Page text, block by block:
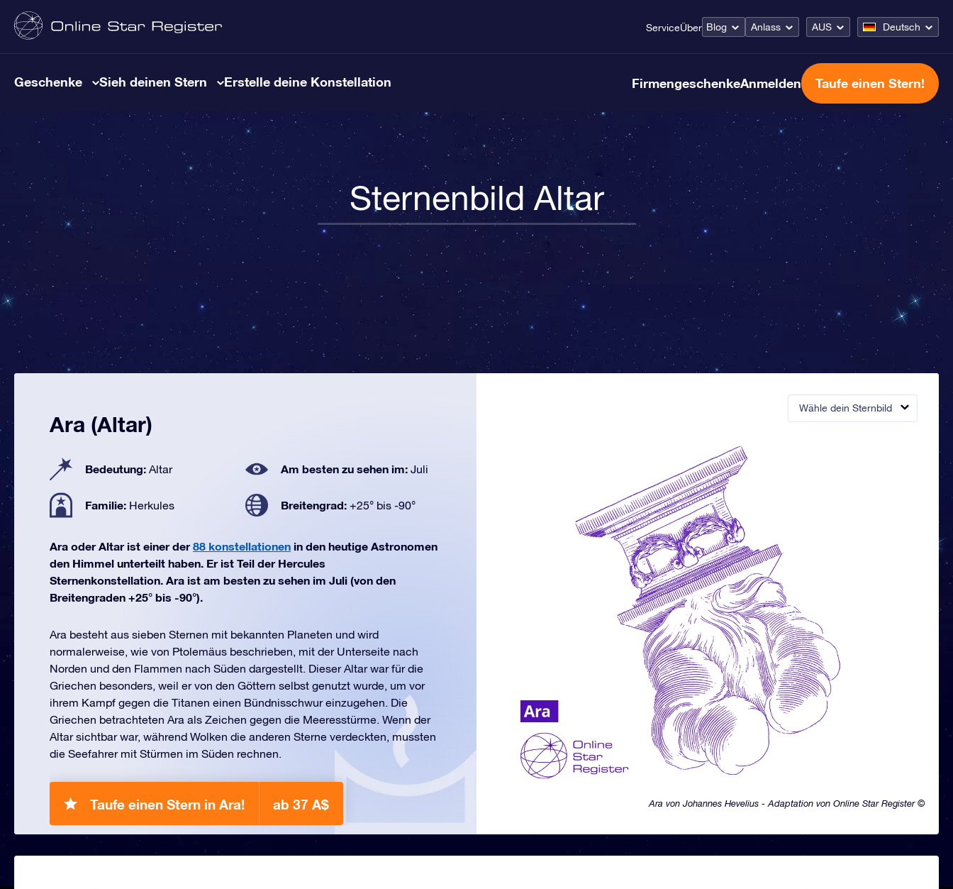
ServiceÜber Blog Anlass AUS Deutsch
Geschenke Sieh deinen Stern Erstelle deine Konstellation FirmengeschenkeAnmelden Taufe einen Stern!
Sternenbild Altar
Wähle dein Sternbild
Ara von Johannes Hevelius - Adaptation von Online Star Register ©
Ara (Altar)
Bedeutung: Altar Am besten zu sehen im: Juli
Familie: Herkules Breitengrad: +25° bis -90°
Ara oder Altar ist einer der88 konstellationen in den heutige Astronomen
den Himmel unterteilt haben. Er ist Teil der Hercules
Sternenkonstellation. Ara ist am besten zu sehen im Juli (von den
Breitengraden +25° bis -90°).
Ara besteht aus sieben Sternen mit bekannten Planeten und wird
normalerweise, wie von Ptolemäus beschrieben, mit der Unterseite nach
Norden und den Flammen nach Süden dargestellt. Dieser Altar war für die
Griechen besonders, weil er von den Göttern selbst genutzt wurde, um vor
ihrem Kampf gegen die Titanen einen Bündnisschwur einzugehen. Die
Griechen betrachteten Ara als Zeichen gegen die Meeresstürme. Wenn der
Altar sichtbar war, während Wolken die anderen Sterne verdeckten, mussten
die Seefahrer mit Stürmen im Süden rechnen.
Taufe einen Stern in Ara! ab 37 A$